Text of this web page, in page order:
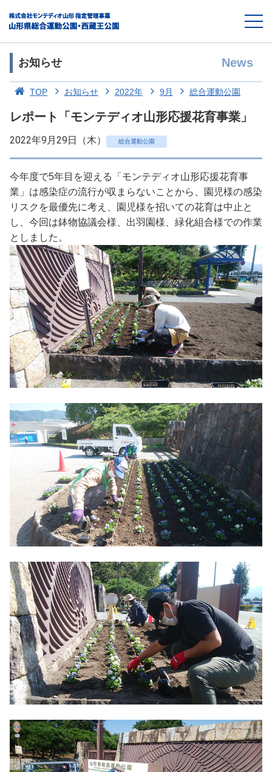
お知らせ News
TOP お知らせ 2022年 9月 総合運動公園
レポート「モンテディオ山形応援花育事業」
2022年9月29日（木） 総合運動公園
今年度で5年目を迎える「モンテディオ山形応援花育事
業」は感染症の流行が収まらないことから、園児様の感染
リスクを最優先に考え、園児様を招いての花育は中止と
し、今回は鉢物協議会様、出羽園様、緑化組合様での作業
としました。